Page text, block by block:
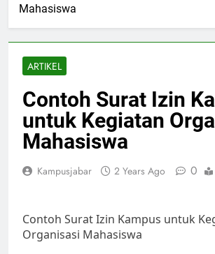
Mahasiswa
ARTIKEL
Contoh Surat Izin
untuk Kegiatan
Mahasiswa
Kampusjabar 2 Years Ago 0
Contoh Surat Izin Kampus untuk
Organisasi Mahasiswa